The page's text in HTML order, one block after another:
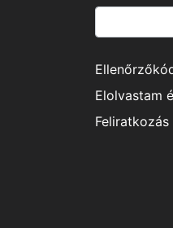
Elolvastam
Feliratkozás